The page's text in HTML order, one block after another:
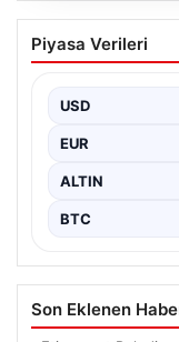
Torreira’ya
istenen
Piyasa Verileri
USD
EUR
ALTIN
BTC
Son Eklenen